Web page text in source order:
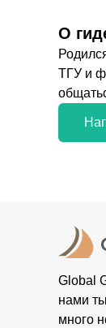
О
ТГУ и
Global
нами
много